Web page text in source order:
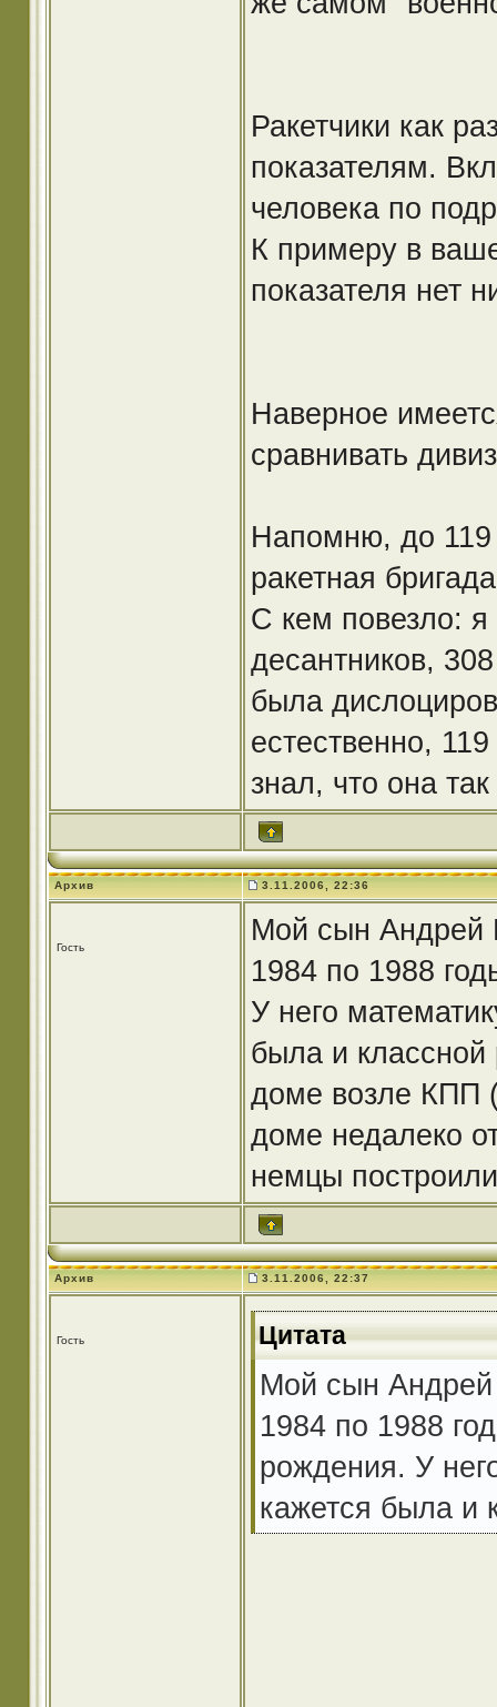
Ракетчики как
показателям.
человека по
К примеру в
показателя нет
Наверное
сравнивать
Напомню, до 119
ракетная
С кем повезло:
десантников,
была
естественно,
знал, что она
Архив 3.11.2006, 22:36
Гость
Мой сын Андрей
1984 по 1988
У него
была и
доме возле КПП
доме недалеко
немцы
Архив 3.11.2006, 22:37
Гость Цитата
Мой сын
1984 по 1988
рождения. У
кажется была и